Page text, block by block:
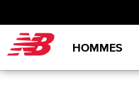
New
HOMMES